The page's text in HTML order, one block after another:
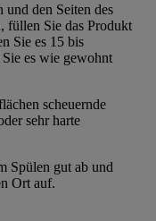
und den Seiten des
füllen Sie das Produkt
Sie es 15 bis
es wie gewohnt
scheuernde
sehr harte
Spülen gut ab und
Ort auf.